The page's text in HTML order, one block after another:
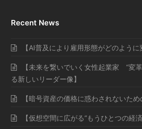
Recent News
【AI普及により雇用形態がどのように
【未来を繋いでいく女性起業家 “変
る新しいリーダー像】
【暗号資産の価格に惑わされないため
【仮想空間に広がる“もうひとつの経済